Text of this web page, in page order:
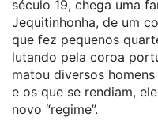
século 19, chega uma
Jequitinhonha, de um
que fez pequenos
lutando pela coroa
matou diversos
e os que se rendiam,
novo “regime”.